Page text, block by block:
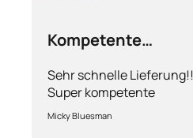
Kompetente
Sehr schnelle Lieferung!!
Super kompetente
Abhandlung!
Micky Bluesman